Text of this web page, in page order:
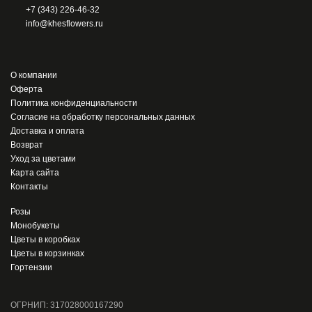
+7 (343) 226-46-32
info@khesflowers.ru
О компании
Оферта
Политика конфиденциальности
Согласие на обработку персональных данных
Доставка и оплата
Возврат
Уход за цветами
Карта сайта
Контакты
Розы
Монобукеты
Цветы в коробках
Цветы в корзинках
Гортензии
ОГРНИП: 317028000167290